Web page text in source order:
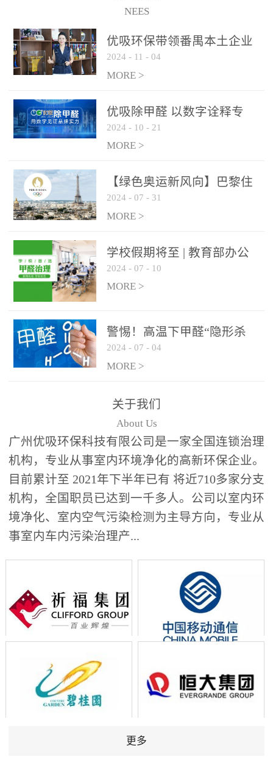
NEES
优吸环保带领番禺本​土企业
勇敢破局向“新”
2024 - 11 - 04
MORE >
优吸除甲醛 以数字诠释专
业，尽显除醛品牌实力！
2024 - 10 - 21
MORE >
【绿色奥运新风向】巴黎住
宿风波：优吸环保共建健康
绿色家居
2024 - 07 - 31
MORE >
学校假期将至 | 教育部办公
厅关于加强学校新建校舍室
内空气质量管理通知
2024 - 07 - 10
MORE >
警惕！高温下甲醛“隐形杀
手”来袭，你的家安全吗？
2024 - 07 - 04
MORE >
关于我们
About Us
广州优吸环保科技有限公司是一家全国连锁治理
机构，专业从事室内环境净化的高新环保企业。
目前累计至 2021年下半年已有 将近710多家分支
机构，全国职员已达到一千多人。公司以室内环
境净化、室内空气污染检测为主导方向，专业从
事室内车内污染治理产...
更多